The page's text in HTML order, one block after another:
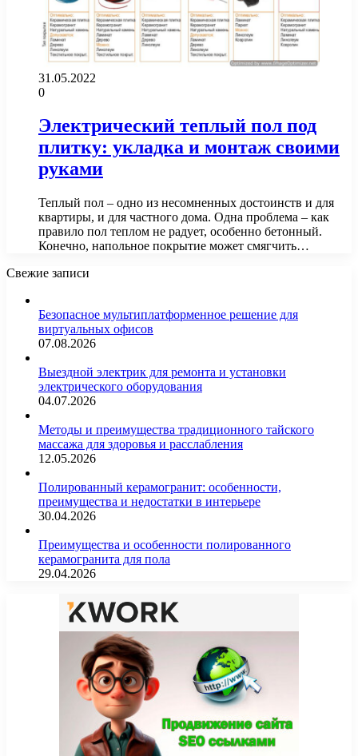
31.05.2022
0
Электрический теплый пол под
плитку: укладка и монтаж своими
руками
Теплый пол – одно из несомненных достоинств и для
квартиры, и для частного дома. Одна проблема – как
правило пол теплом не радует, особенно бетонный.
Конечно, напольное покрытие может смягчить…
Свежие записи
Безопасное мультиплатформенное решение для
виртуальных офисов
07.08.2026
Выездной электрик для ремонта и установки
электрического оборудования
04.07.2026
Методы и преимущества традиционного тайского
массажа для здоровья и расслабления
12.05.2026
Полированный керамогранит: особенности,
преимущества и недостатки в интерьере
30.04.2026
Преимущества и особенности полированного
керамогранита для пола
29.04.2026